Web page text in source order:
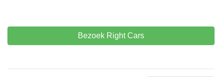
Bezoek Right Cars